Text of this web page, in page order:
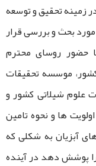
زمینه تحقیق و توسعه
بحث و بررسی قرار
حضور روسای محترم
موسسه تحقیقات
علوم شیلاتی کشور و
ها و نحوه تامین
آبزیان به شکلی که
پوشش دهد در آینده